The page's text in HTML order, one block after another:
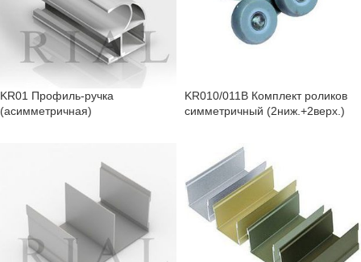
KR01 Профиль-ручка
(асимметричная)
KR010/011B Комплект роликов
симметричный (2ниж.+2верх.)